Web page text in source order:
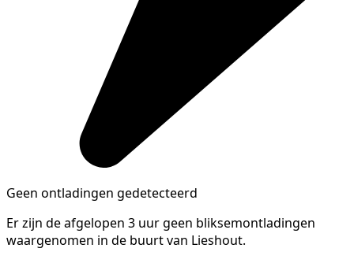
Geen ontladingen gedetecteerd
Er zijn de afgelopen 3 uur geen bliksemontladingen
waargenomen in de buurt van Lieshout.